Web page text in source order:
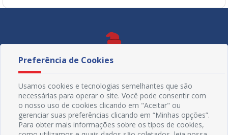
Preferência de Cookies
Usamos cookies e tecnologias semelhantes que são
necessárias para operar o site. Você pode consentir com
o nosso uso de cookies clicando em "Aceitar" ou
gerenciar suas preferências clicando em “Minhas opções”.
Para obter mais informações sobre os tipos de cookies,